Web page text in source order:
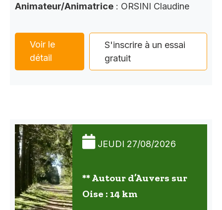
Animateur/Animatrice : ORSINI Claudine
Voir le
détail
S'inscrire à un essai
gratuit
JEUDI 27/08/2026
** Autour d’Auvers sur
Oise : 14 km